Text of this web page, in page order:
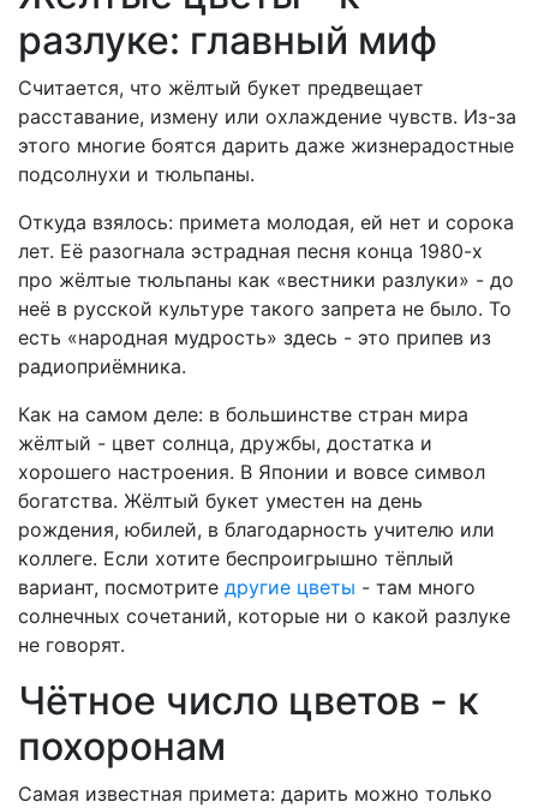
разлуке: главный миф
Считается, что жёлтый букет предвещает
расставание, измену или охлаждение чувств. Из-за
этого многие боятся дарить даже жизнерадостные
подсолнухи и тюльпаны.
Откуда взялось: примета молодая, ей нет и сорока
лет. Её разогнала эстрадная песня конца 1980-х
про жёлтые тюльпаны как «вестники разлуки» - до
неё в русской культуре такого запрета не было. То
есть «народная мудрость» здесь - это припев из
радиоприёмника.
Как на самом деле: в большинстве стран мира
жёлтый - цвет солнца, дружбы, достатка и
хорошего настроения. В Японии и вовсе символ
богатства. Жёлтый букет уместен на день
рождения, юбилей, в благодарность учителю или
коллеге. Если хотите беспроигрышно тёплый
вариант, посмотрите другие цветы - там много
солнечных сочетаний, которые ни о какой разлуке
не говорят.
Чётное число цветов - к
похоронам
Самая известная примета: дарить можно только